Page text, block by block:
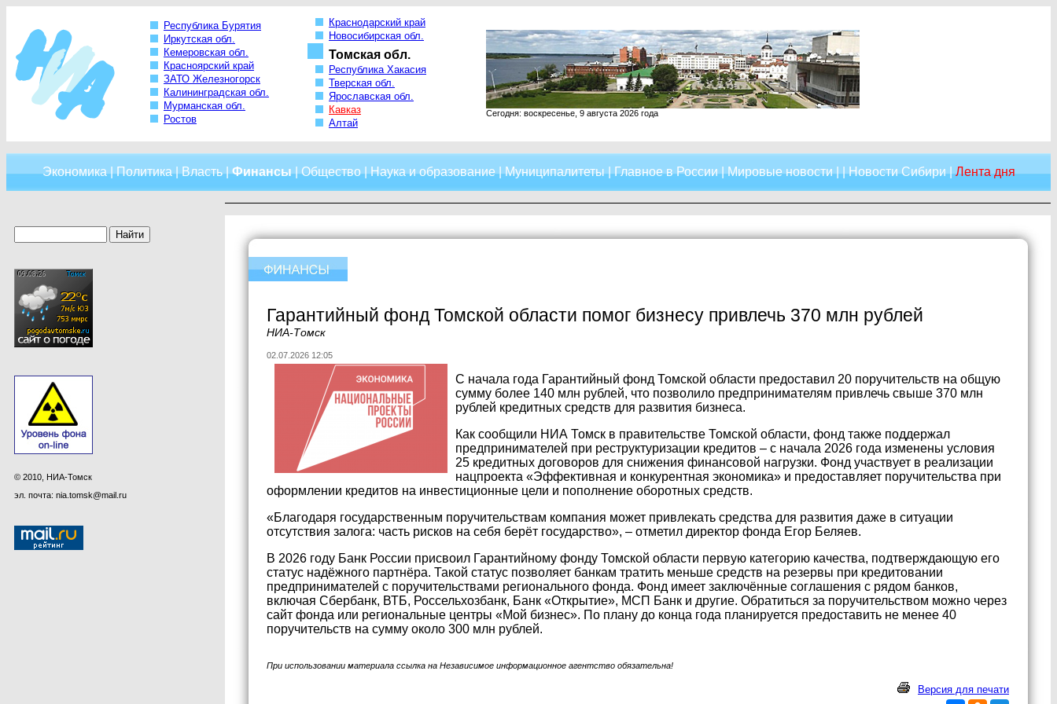
Республика Бурятия
Иркутская обл.
Кемеровская обл.
Красноярский край
ЗАТО Железногорск
Калининградская обл.
Мурманская обл.
Ростов
Краснодарский край
Новосибирская обл.
Томская обл.
Республика Хакасия
Тверская обл.
Ярославская обл.
Кавказ
Алтай
Сегодня: воскресенье, 9 августа 2026 года
Экономика|Политика|Власть|Финансы|Общество|Наука и образование|Муниципалитеты|Главное в России|Мировые новости| |Новости Сибири|Лента дня
© 2010, НИА-Томск
эл. почта: nia.tomsk@mail.ru
Гарантийный фонд Томской области помог бизнесу привлечь 370 млн рублей
НИА-Томск
02.07.2026 12:05
С начала года Гарантийный фонд Томской области предоставил 20 поручительств на общую
сумму более 140 млн рублей, что позволило предпринимателям привлечь свыше 370 млн
рублей кредитных средств для развития бизнеса.
Как сообщили НИА Томск в правительстве Томской области, фонд также поддержал
предпринимателей при реструктуризации кредитов – с начала 2026 года изменены условия
25 кредитных договоров для снижения финансовой нагрузки. Фонд участвует в реализации
нацпроекта «Эффективная и конкурентная экономика» и предоставляет поручительства при
оформлении кредитов на инвестиционные цели и пополнение оборотных средств.
«Благодаря государственным поручительствам компания может привлекать средства для развития даже в ситуации
отсутствия залога: часть рисков на себя берёт государство», – отметил директор фонда Егор Беляев.
В 2026 году Банк России присвоил Гарантийному фонду Томской области первую категорию качества, подтверждающую его
статус надёжного партнёра. Такой статус позволяет банкам тратить меньше средств на резервы при кредитовании
предпринимателей с поручительствами регионального фонда. Фонд имеет заключённые соглашения с рядом банков,
включая Сбербанк, ВТБ, Россельхозбанк, Банк «Открытие», МСП Банк и другие. Обратиться за поручительством можно через
сайт фонда или региональные центры «Мой бизнес». По плану до конца года планируется предоставить не менее 40
поручительств на сумму около 300 млн рублей.
При использовании материала ссылка на Независимое информационное агентство обязательна!
Версия для печати